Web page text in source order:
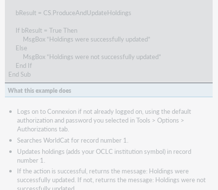
bResult = CS.ProduceAndUpdateHoldings
If bResult = True Then
MsgBox “Holdings were successfully updated”
Else
MsgBox “Holdings were not successfully updated”
End If
End Sub
What this example does
Logs on to Connexion if not already logged on, using the default
authorization and password you selected in Tools > Options >
Authorizations tab.
Searches WorldCat for record number 1.
Updates holdings (adds your OCLC institution symbol) in record
number 1.
If the action is successful, returns the message: Holdings were
successfully updated. If not, returns the message: Holdings were not